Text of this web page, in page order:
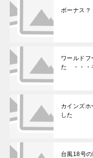
ボーナス？
ワールドフ
た ・・・
カインズホ
した
台風18号